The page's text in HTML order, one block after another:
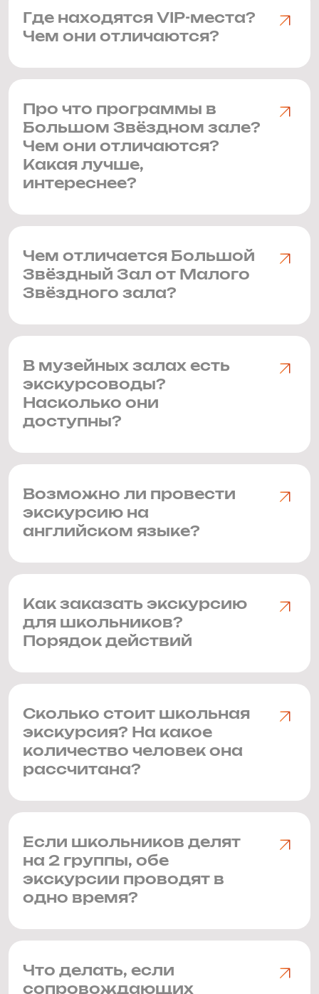
Где находятся VIP-места?
Чем они отличаются?
Про что программы в
Большом Звёздном зале?
Чем они отличаются?
Какая лучше,
интереснее?
Чем отличается Большой
Звёздный Зал от Малого
Звёздного зала?
В музейных залах есть
экскурсоводы?
Насколько они
доступны?
Возможно ли провести
экскурсию на
английском языке?
Как заказать экскурсию
для школьников?
Порядок действий
Сколько стоит школьная
экскурсия? На какое
количество человек она
рассчитана?
Если школьников делят
на 2 группы, обе
экскурсии проводят в
одно время?
Что делать, если
сопровождающих